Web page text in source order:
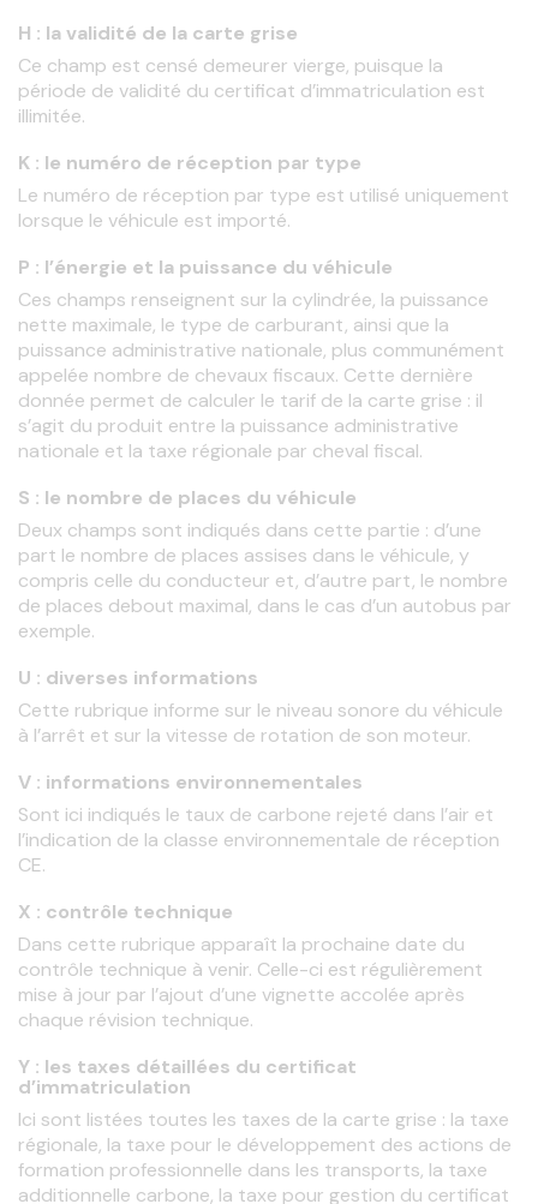
H : la validité de la carte grise
Ce champ est censé demeurer vierge, puisque la
période de validité du certificat d’immatriculation est
illimitée.
K : le numéro de réception par type
Le numéro de réception par type est utilisé uniquement
lorsque le véhicule est importé.
P : l’énergie et la puissance du véhicule
Ces champs renseignent sur la cylindrée, la puissance
nette maximale, le type de carburant, ainsi que la
puissance administrative nationale, plus communément
appelée nombre de chevaux fiscaux. Cette dernière
donnée permet de calculer le tarif de la carte grise : il
s’agit du produit entre la puissance administrative
nationale et la taxe régionale par cheval fiscal.
S : le nombre de places du véhicule
Deux champs sont indiqués dans cette partie : d’une
part le nombre de places assises dans le véhicule, y
compris celle du conducteur et, d’autre part, le nombre
de places debout maximal, dans le cas d’un autobus par
exemple.
U : diverses informations
Cette rubrique informe sur le niveau sonore du véhicule
à l’arrêt et sur la vitesse de rotation de son moteur.
V : informations environnementales
Sont ici indiqués le taux de carbone rejeté dans l’air et
l’indication de la classe environnementale de réception
CE.
X : contrôle technique
Dans cette rubrique apparaît la prochaine date du
contrôle technique à venir. Celle-ci est régulièrement
mise à jour par l’ajout d’une vignette accolée après
chaque révision technique.
Y : les taxes détaillées du certificat
d’immatriculation
Ici sont listées toutes les taxes de la carte grise : la taxe
régionale, la taxe pour le développement des actions de
formation professionnelle dans les transports, la taxe
additionnelle carbone, la taxe pour gestion du certificat